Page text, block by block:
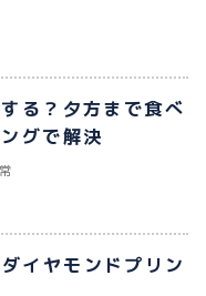
約る？夕方まで食べ
グで解決
ダイヤモンドプリン